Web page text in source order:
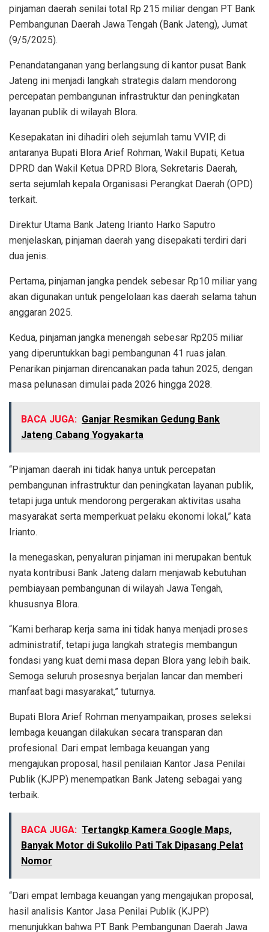
pinjaman daerah senilai total Rp 215 miliar dengan PT Bank
Pembangunan Daerah Jawa Tengah (Bank Jateng), Jumat
(9/5/2025).
Penandatanganan yang berlangsung di kantor pusat Bank
Jateng ini menjadi langkah strategis dalam mendorong
percepatan pembangunan infrastruktur dan peningkatan
layanan publik di wilayah Blora.
Kesepakatan ini dihadiri oleh sejumlah tamu VVIP, di
antaranya Bupati Blora Arief Rohman, Wakil Bupati, Ketua
DPRD dan Wakil Ketua DPRD Blora, Sekretaris Daerah,
serta sejumlah kepala Organisasi Perangkat Daerah (OPD)
terkait.
Direktur Utama Bank Jateng Irianto Harko Saputro
menjelaskan, pinjaman daerah yang disepakati terdiri dari
dua jenis.
Pertama, pinjaman jangka pendek sebesar Rp10 miliar yang
akan digunakan untuk pengelolaan kas daerah selama tahun
anggaran 2025.
Kedua, pinjaman jangka menengah sebesar Rp205 miliar
yang diperuntukkan bagi pembangunan 41 ruas jalan.
Penarikan pinjaman direncanakan pada tahun 2025, dengan
masa pelunasan dimulai pada 2026 hingga 2028.
BACA JUGA: Ganjar Resmikan Gedung Bank
Jateng Cabang Yogyakarta
“Pinjaman daerah ini tidak hanya untuk percepatan
pembangunan infrastruktur dan peningkatan layanan publik,
tetapi juga untuk mendorong pergerakan aktivitas usaha
masyarakat serta memperkuat pelaku ekonomi lokal,” kata
Irianto.
Ia menegaskan, penyaluran pinjaman ini merupakan bentuk
nyata kontribusi Bank Jateng dalam menjawab kebutuhan
pembiayaan pembangunan di wilayah Jawa Tengah,
khususnya Blora.
“Kami berharap kerja sama ini tidak hanya menjadi proses
administratif, tetapi juga langkah strategis membangun
fondasi yang kuat demi masa depan Blora yang lebih baik.
Semoga seluruh prosesnya berjalan lancar dan memberi
manfaat bagi masyarakat,” tuturnya.
Bupati Blora Arief Rohman menyampaikan, proses seleksi
lembaga keuangan dilakukan secara transparan dan
profesional. Dari empat lembaga keuangan yang
mengajukan proposal, hasil penilaian Kantor Jasa Penilai
Publik (KJPP) menempatkan Bank Jateng sebagai yang
terbaik.
BACA JUGA: Tertangkp Kamera Google Maps,
Banyak Motor di Sukolilo Pati Tak Dipasang Pelat
Nomor
“Dari empat lembaga keuangan yang mengajukan proposal,
hasil analisis Kantor Jasa Penilai Publik (KJPP)
menunjukkan bahwa PT Bank Pembangunan Daerah Jawa